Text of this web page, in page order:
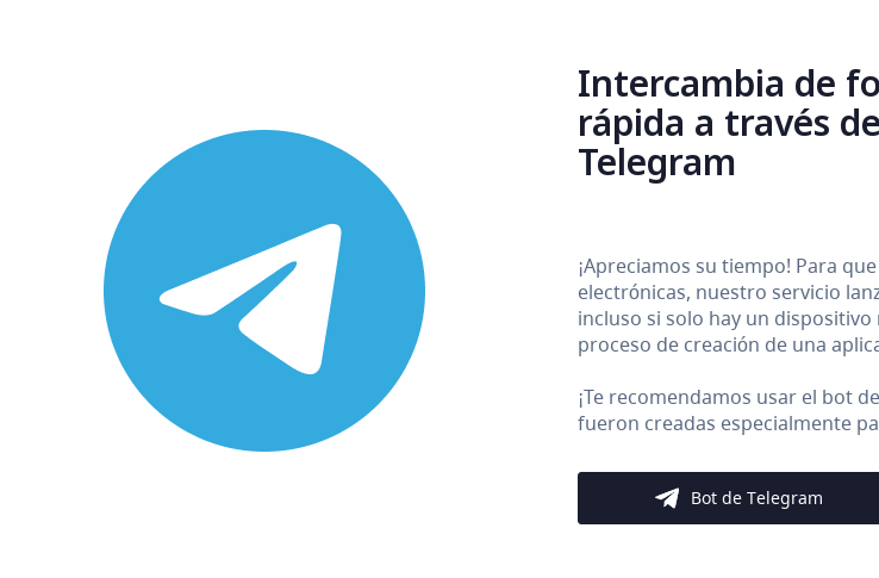
Intercambia de
rápida a través
Telegram
¡Apreciamos su tiempo! Para
electrónicas, nuestro servicio
incluso si solo hay un
proceso de creación de una
¡Te recomendamos usar el bot
fueron creadas especialmente
Bot de Telegram